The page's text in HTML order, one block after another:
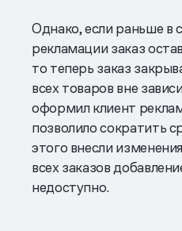
Однако, если раньше в
рекламации заказ
то теперь заказ
всех товаров вне
оформил клиент
позволило сократить
этого внесли
всех заказов
недоступно.